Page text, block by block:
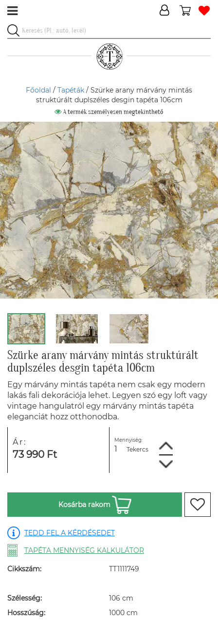
Főoldal / Tapéták / Szürke arany márvány mintás
struktúrált duplszéles desgin tapéta 106cm
A termék személyesen megtekinthető
Szürke arany márvány mintás struktúrált
duplszéles desgin tapéta 106cm
Egy márvány mintás tapéta nem csak egy modern
lakás fali dekorációja lehet. Legyen szó egy loft vagy
vintage hangulatról egy márvány mintás tapéta
eleganciát hozz otthonodba.
Ár:
73 990 Ft
Mennyiség:
Tekercs
Kosárba rakom
TEDD FEL A KÉRDÉSEDET
TAPÉTA MENNYISÉG KALKULÁTOR
Cikkszám: TT1111749
Szélesség:
106 cm
Hosszúság:
1000 cm